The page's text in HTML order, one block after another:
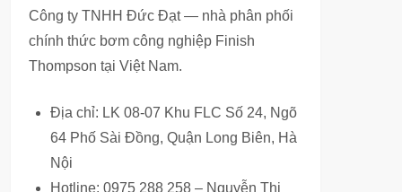
Công ty TNHH Đức Đạt — nhà phân phối
chính thức bơm công nghiệp Finish
Thompson tại Việt Nam.
Địa chỉ: LK 08-07 Khu FLC Số 24, Ngõ
64 Phố Sài Đồng, Quận Long Biên, Hà
Nội
Hotline: 0975 288 258 – Nguyễn Thị